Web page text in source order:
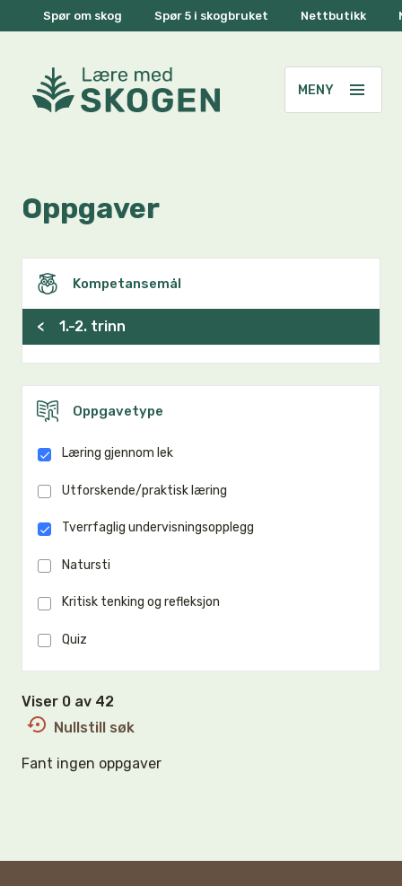
Spør om skog Spør 5 i skogbruket Nettbutikk
Oppgaver
Kompetansemål
< 1.-2. trinn
Oppgavetype
Læring gjennom lek
Utforskende/praktisk læring
Tverrfaglig undervisningsopplegg
Natursti
Kritisk tenking og refleksjon
Quiz
Viser 0 av 42
Nullstill søk
Fant ingen oppgaver